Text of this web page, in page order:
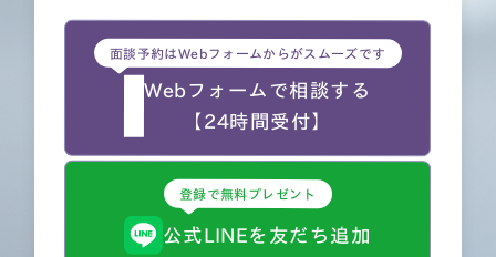
面談予約はWebフォームからがスムーズです
Webフォームで相談する
【24時間受付】
登録で無料プレゼント
公式LINEを友だち追加